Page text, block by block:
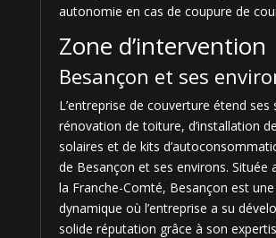
autonomie en cas de coupure de
Zone d’intervention
Besançon et ses
L’entreprise de couverture étend ses
rénovation de toiture, d’installation
solaires et de kits
de Besançon et ses environs. Située
la Franche-Comté, Besançon est une
dynamique où l’entreprise a su
solide réputation grâce à son